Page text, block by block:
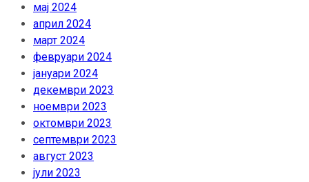
мај 2024
април 2024
март 2024
февруари 2024
јануари 2024
декември 2023
ноември 2023
октомври 2023
септември 2023
август 2023
јули 2023